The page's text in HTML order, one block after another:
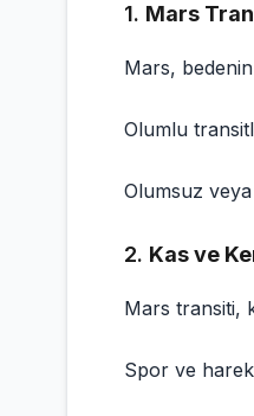
1. Mars
Mars, bedenin
Olumlu
Olumsuz
2. Kas ve
Mars transiti,
Spor ve